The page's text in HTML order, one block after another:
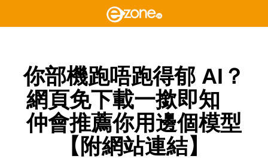
你部機跑唔跑得郁 AI？
網頁免下載一撳即知
仲會推薦你用邊個模型
【附網站連結】